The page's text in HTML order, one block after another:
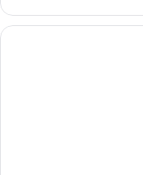
3
habitaciones,
balcón